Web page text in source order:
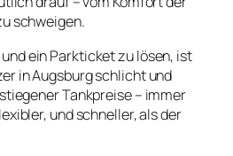
schweigen.
ein Parkticket zu lösen, ist
in Augsburg schlicht und
Tankpreise – immer
und schneller, als der